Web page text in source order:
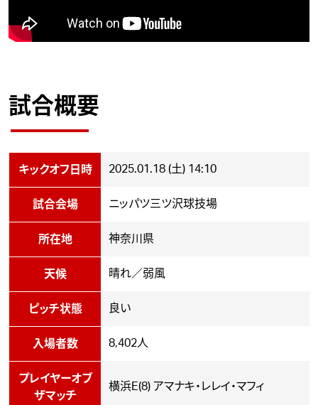
試合概要
キックオフ日時 2025.01.18 (土) 14:10
試合会場 ニッパツ三ツ沢球技場
所在地 神奈川県
天候 晴れ／弱風
ピッチ状態 良い
入場者数 8,402人
プレイヤーオブ
ザマッチ
横浜E(8) アマナキ・レレイ・マフィ